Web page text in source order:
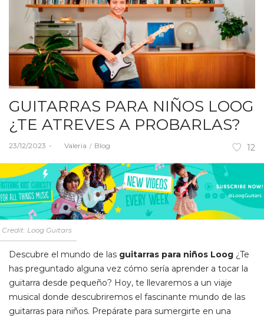
GUITARRAS PARA NIÑOS LOOG
¿TE ATREVES A PROBARLAS?
Posted
23/12/2023 byValeria
Posted
Blog 12
Credit: Loog Guitars
Descubre el mundo de las guitarras para niños Loog ¿Te
has preguntado alguna vez cómo sería aprender a tocar la
guitarra desde pequeño? Hoy, te llevaremos a un viaje
musical donde descubriremos el fascinante mundo de las
guitarras para niños. Prepárate para sumergirte en una